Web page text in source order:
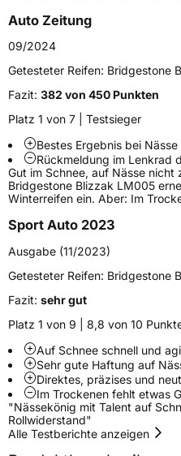
Fahrzeugtyp
VerwendungWinterreifen
ModellnameBlizzak LM005
Fahrzeugart PKW & SUV
Weitere Eigenschaften
SchlauchtypTL
ZustandNeureifen
M+SJa
ElektroJa
EU Label
EffizienzC
NasshaftungA
Auto Zeitung
09/2024
Getesteter Reifen: Bridgestone
Fazit: 382 von 450 Punkten
Platz 1 von 7 | Testsieger
Bestes Ergebnis bei Nässe
Rückmeldung im Lenkrad
Gut im Schnee, auf Nässe nicht
Bridgestone Blizzak LM005
Winterreifen ein. Aber: Im
Sport Auto 2023
Ausgabe (11/2023)
Getesteter Reifen: Bridgestone
Fazit: sehr gut
Platz 1 von 9 | 8,8 von 10
Auf Schnee schnell und
Sehr gute Haftung auf
Direktes, präzises und
Im Trockenen fehlt etwas
"Nässekönig mit Talent auf
Rollwiderstand"
Alle Testberichte anzeigen